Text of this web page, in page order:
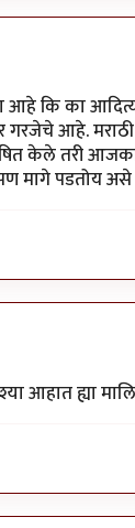
आहे कि का
आहे. मराठी
केले तरी
मागे पडतोय
आहात ह्या